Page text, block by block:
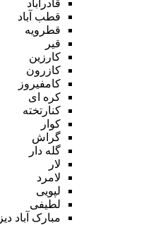
قادرآباد
قطب آباد
قطرویه
قیر
کارزین
کازرون
کامفیروز
کره ای
کنارتخته
کوار
گراش
گله دار
لار
لامرد
لپویی
لطیفی
مبارک آباد دیز